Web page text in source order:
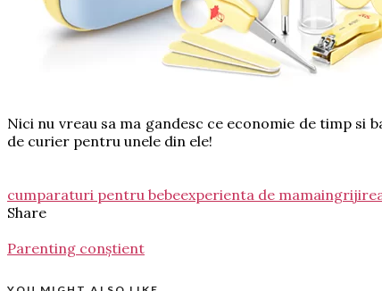
Nici nu vreau sa ma gandesc ce economie de timp si
de curier pentru unele din ele!
cumparaturi pentru bebeexperienta de mama
Share
Parenting conștient